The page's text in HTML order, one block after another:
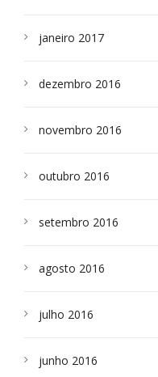
janeiro 2017
dezembro 2016
novembro 2016
outubro 2016
setembro 2016
agosto 2016
julho 2016
junho 2016